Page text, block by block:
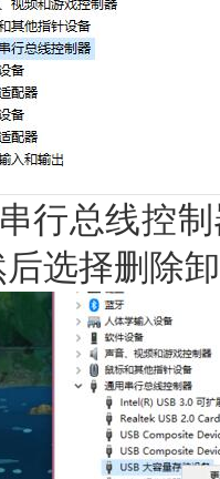
总线控制
选择删除